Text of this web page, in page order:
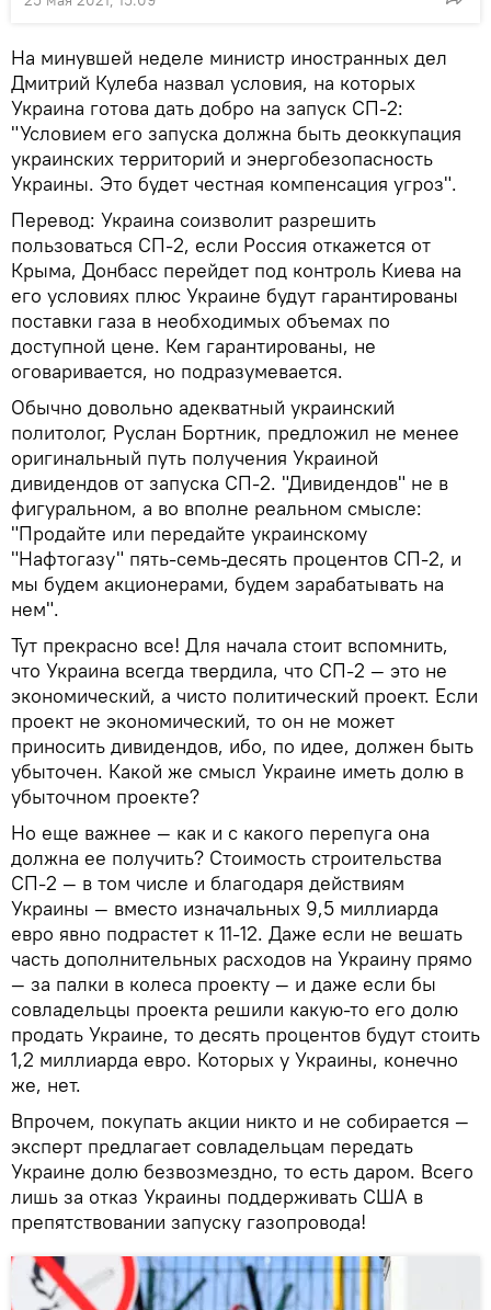
На минувшей неделе министр иностранных дел
Дмитрий Кулеба назвал условия, на которых
Украина готова дать добро на запуск СП-2:
"Условием его запуска должна быть деоккупация
украинских территорий и энергобезопасность
Украины. Это будет честная компенсация угроз".
Перевод: Украина соизволит разрешить
пользоваться СП-2, если Россия откажется от
Крыма, Донбасс перейдет под контроль Киева на
его условиях плюс Украине будут гарантированы
поставки газа в необходимых объемах по
доступной цене. Кем гарантированы, не
оговаривается, но подразумевается.
Обычно довольно адекватный украинский
политолог, Руслан Бортник, предложил не менее
оригинальный путь получения Украиной
дивидендов от запуска СП-2. "Дивидендов" не в
фигуральном, а во вполне реальном смысле:
"Продайте или передайте украинскому
"Нафтогазу" пять-семь-десять процентов СП-2, и
мы будем акционерами, будем зарабатывать на
нем".
Тут прекрасно все! Для начала стоит вспомнить,
что Украина всегда твердила, что СП-2 — это не
экономический, а чисто политический проект. Если
проект не экономический, то он не может
приносить дивидендов, ибо, по идее, должен быть
убыточен. Какой же смысл Украине иметь долю в
убыточном проекте?
Но еще важнее — как и с какого перепуга она
должна ее получить? Стоимость строительства
СП-2 — в том числе и благодаря действиям
Украины — вместо изначальных 9,5 миллиарда
евро явно подрастет к 11-12. Даже если не вешать
часть дополнительных расходов на Украину прямо
— за палки в колеса проекту — и даже если бы
совладельцы проекта решили какую-то его долю
продать Украине, то десять процентов будут стоить
1,2 миллиарда евро. Которых у Украины, конечно
же, нет.
Впрочем, покупать акции никто и не собирается —
эксперт предлагает совладельцам передать
Украине долю безвозмездно, то есть даром. Всего
лишь за отказ Украины поддерживать США в
препятствовании запуску газопровода!